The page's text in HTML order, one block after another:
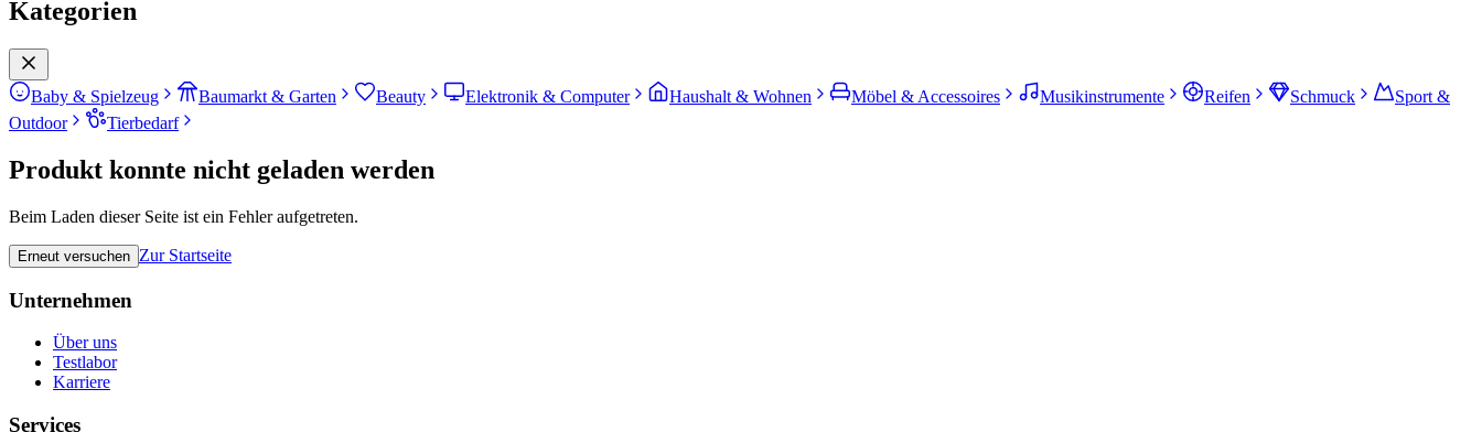
Kategorien
Baby & Spielzeug Baumarkt & Garten Beauty Elektronik & Computer Haushalt & Wohnen Möbel & Accessoires Musikinstrumente Reifen Schmuck
Sport &
Outdoor
Tierbedarf
Produkt konnte nicht geladen werden
Beim Laden dieser Seite ist ein Fehler aufgetreten.
Erneut versuchen Zur Startseite
Unternehmen
Über uns
Testlabor
Karriere
Services